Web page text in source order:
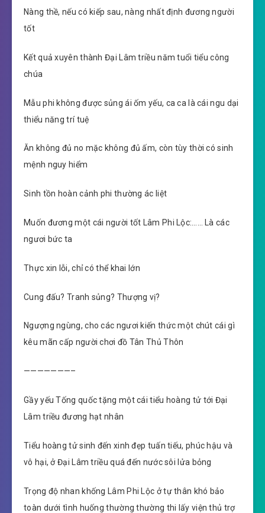
Nàng thề, nếu có kiếp sau, nàng nhất định đương người
tốt
Kết quả xuyên thành Đại Lâm triều năm tuổi tiểu công
chúa
Mẫu phi không được sủng ái ốm yếu, ca ca là cái ngu dại
thiểu năng trí tuệ
Ăn không đủ no mặc không đủ ấm, còn tùy thời có sinh
mệnh nguy hiểm
Sinh tồn hoàn cảnh phi thường ác liệt
Muốn đương một cái người tốt Lâm Phi Lộc:…… Là các
ngươi bức ta
Thực xin lỗi, chỉ có thể khai lớn
Cung đấu? Tranh sủng? Thượng vị?
Ngượng ngùng, cho các ngươi kiến thức một chút cái gì
kêu mãn cấp người chơi đồ Tân Thủ Thôn
———————–
Gầy yếu Tống quốc tặng một cái tiểu hoàng tử tới Đại
Lâm triều đương hạt nhân
Tiểu hoàng tử sinh đến xinh đẹp tuấn tiếu, phúc hậu và
vô hại, ở Đại Lâm triều quá đến nước sôi lửa bỏng
Trọng độ nhan khống Lâm Phi Lộc ở tự thân khó bảo
toàn dưới tình huống thường thường thi lấy viện thủ trợ